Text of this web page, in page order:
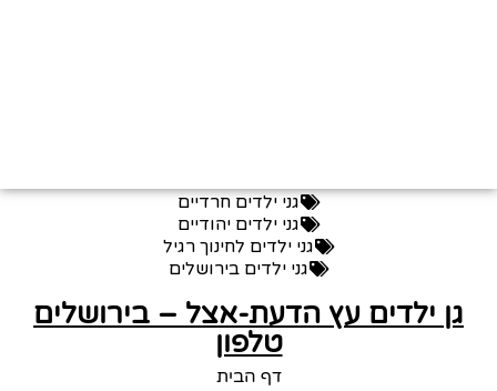
גני ילדים חרדיים
גני ילדים יהודיים
גני ילדים לחינוך רגיל
גני ילדים בירושלים
גן ילדים עץ הדעת-אצל – בירושלים
טלפון
דף הבית